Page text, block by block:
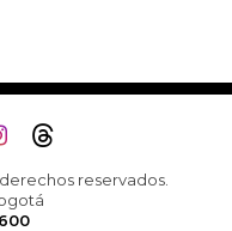
reservados.